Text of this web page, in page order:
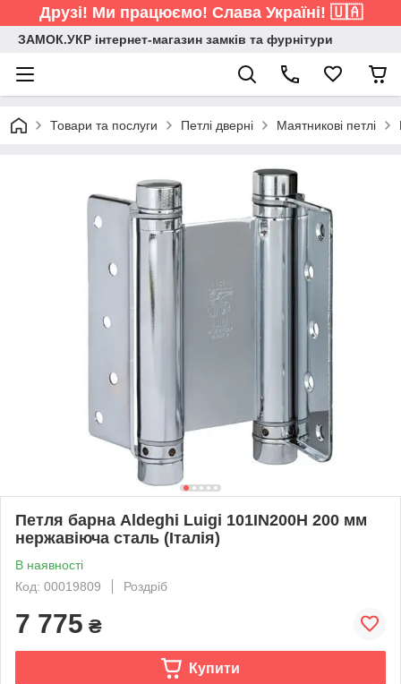
Друзі! Ми працюємо! Слава Україні! 🇺🇦
ЗАМОК.УКР інтернет-магазин замків та фурнітури
Товари та послуги Петлі дверні Маятникові петлі
Петля барна Aldeghi Luigi 101IN200H 200 мм
нержавіюча сталь (Італія)
В наявності
Код: 00019809
Роздріб
7 775 ₴
Купити